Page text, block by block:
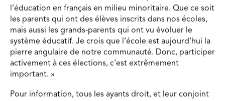
l’éducation en français en milieu minoritaire. Que ce soit
les parents qui ont des élèves inscrits dans nos écoles,
mais aussi les grands-parents qui ont vu évoluer le
système éducatif. Je crois que l’école est aujourd’hui la
pierre angulaire de notre communauté. Donc, participer
activement à ces élections, c’est extrêmement
important. »
Pour information, tous les ayants droit, et leur conjoint